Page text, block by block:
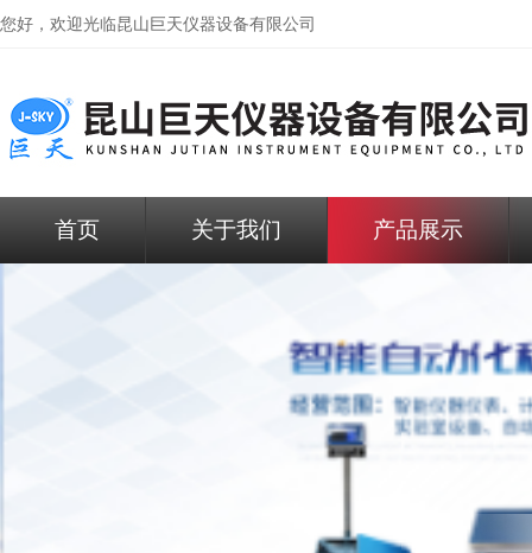
您好，欢迎光临昆山巨天仪器设备有限公司
首页 关于我们 产品展示